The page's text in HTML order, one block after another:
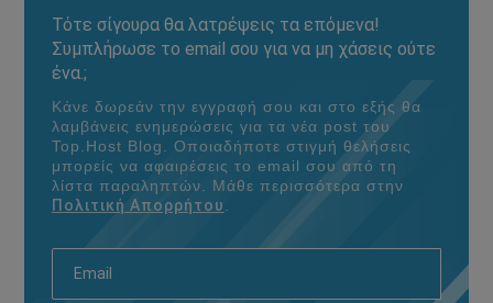
Τότε σίγουρα θα λατρέψεις τα επόμενα!
Συμπλήρωσε το email σου για να μη χάσεις ούτε
ένα.;
Κάνε δωρεάν την εγγραφή σου και στο εξής θα
λαμβάνεις ενημερώσεις για τα νέα post του
Τοp.Host Blog. Οποιαδήποτε στιγμή θελήσεις
μπορείς να αφαιρέσεις το email σου από τη
λίστα παραληπτών. Μάθε περισσότερα στην
Πολιτική Απορρήτου